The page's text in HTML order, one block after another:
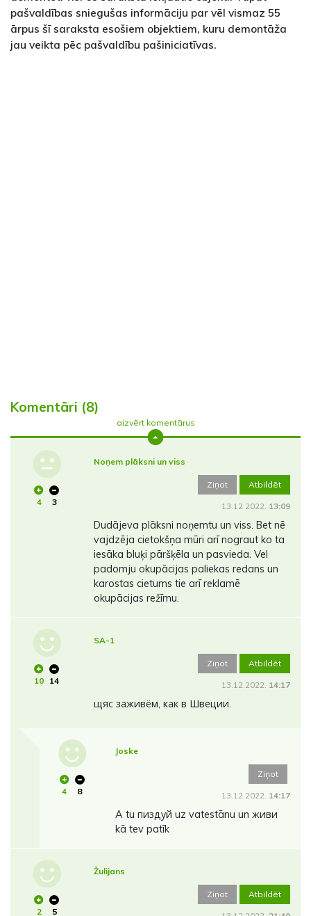
pašvaldības sniegušas informāciju par vēl vismaz 55
ārpus šī saraksta esošiem objektiem, kuru demontāža
jau veikta pēc pašvaldību pašiniciatīvas.
Komentāri (8)
aizvērt komentārus
4 3
Noņem plāksni un viss
Ziņot Atbildēt
13.12.2022. 13:09
Dudājeva plāksni noņemtu un viss. Bet nē
vajdzēja cietokšņa mūri arī nograut ko ta
iesāka bluķi pāršķēla un pasvieda. Vel
padomju okupācijas paliekas redans un
karostas cietums tie arī reklamē
okupācijas režīmu.
10 14
SA-1
Ziņot Atbildēt
13.12.2022. 14:17
щяс заживём, как в Швеции.
4 8
Joske
Ziņot
13.12.2022. 14:17
A tu пиздуй uz vatestānu un живи
kā tev patīk
2 5
Žulijans
Ziņot Atbildēt